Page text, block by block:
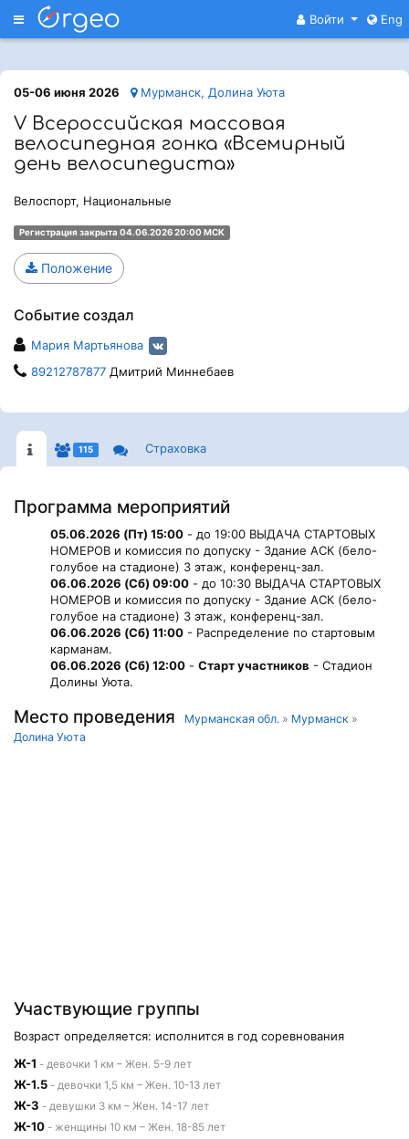
Меню Войти Eng
05-06 июня 2026 Мурманск, Долина Уюта
V Всероссийская массовая
велосипедная гонка «Всемирный
день велосипедиста»
Велоспорт, Национальные
Регистрация закрыта 04.06.2026 20:00 МСК
Положение
Событие создал
Мария Мартьянова
89212787877 Дмитрий Миннебаев
115 Страховка
Программа мероприятий
05.06.2026 (Пт) 15:00 - до 19:00 ВЫДАЧА СТАРТОВЫХ
НОМЕРОВ и комиссия по допуску - Здание АСК (бело-
голубое на стадионе) 3 этаж, конференц-зал.
06.06.2026 (Сб) 09:00 - до 10:30 ВЫДАЧА СТАРТОВЫХ
НОМЕРОВ и комиссия по допуску - Здание АСК (бело-
голубое на стадионе) 3 этаж, конференц-зал.
06.06.2026 (Сб) 11:00 - Распределение по стартовым
карманам.
06.06.2026 (Сб) 12:00 - Старт участников - Стадион
Долины Уюта.
Место проведения Мурманская обл. » Мурманск »
Долина Уюта
Участвующие группы
Возраст определяется: исполнится в год соревнования
Ж-1 - девочки 1 км – Жен. 5-9 лет
Ж-1.5 - девочки 1,5 км – Жен. 10-13 лет
Ж-3 - девушки 3 км – Жен. 14-17 лет
Ж-10 - женщины 10 км – Жен. 18-85 лет